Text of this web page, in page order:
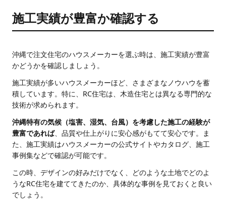
施工実績が豊富か確認する
沖縄で注文住宅のハウスメーカーを選ぶ時は、施工実績が豊富
かどうかを確認しましょう。
施工実績が多いハウスメーカーほど、さまざまなノウハウを蓄
積しています。特に、RC住宅は、木造住宅とは異なる専門的な
技術が求められます。
沖縄特有の気候（塩害、湿気、台風）を考慮した施工の経験が
豊富であれば、品質や仕上がりに安心感がもてて安心です。ま
た、施工実績はハウスメーカーの公式サイトやカタログ、施工
事例集などで確認が可能です。
この時、デザインの好みだけでなく、どのような土地でどのよ
うなRC住宅を建ててきたのか、具体的な事例を見ておくと良い
でしょう。